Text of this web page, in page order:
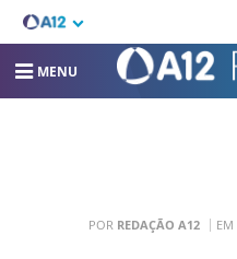
MENU
POR REDAÇÃO A12 EM